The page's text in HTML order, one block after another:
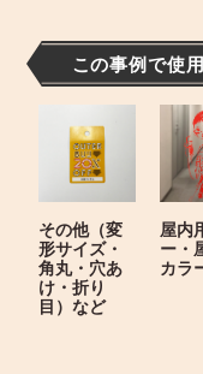
この事例で使
その他（変
形サイズ・
角丸・穴あ
け・折り
目）など
屋内
ー・
カラ